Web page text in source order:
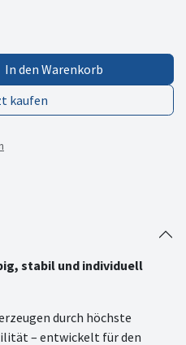
In den Warenkorb
kaufen
stabil und individuell
durch höchste
– entwickelt für den